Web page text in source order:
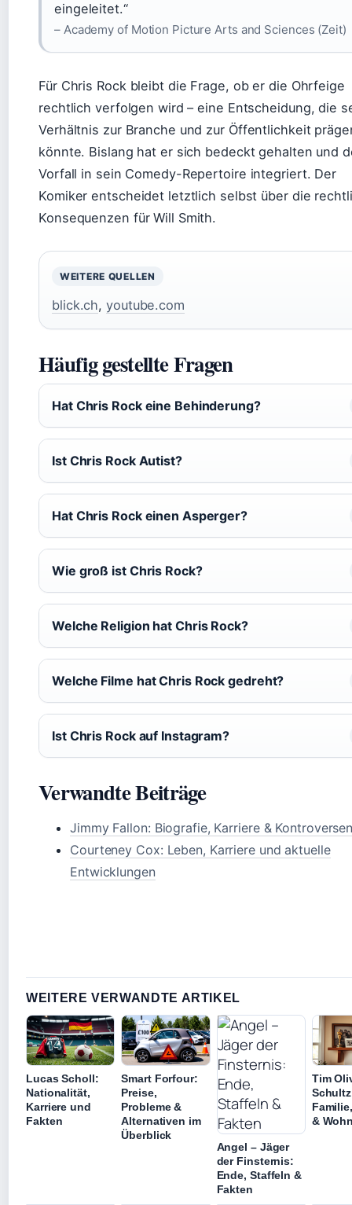
eingeleitet.“
– Academy of Motion Picture Arts and Sciences (Zeit)
Für Chris Rock bleibt die Frage, ob er die Ohrfeige
rechtlich verfolgen wird – eine Entscheidung, die
Verhältnis zur Branche und zur Öffentlichkeit
könnte. Bislang hat er sich bedeckt gehalten und
Vorfall in sein Comedy-Repertoire integriert. Der
Komiker entscheidet letztlich selbst über die
Konsequenzen für Will Smith.
WEITERE QUELLEN
blick.ch,youtube.com
Häufig gestellte Fragen
Hat Chris Rock eine Behinderung?
Ist Chris Rock Autist?
Hat Chris Rock einen Asperger?
Wie groß ist Chris Rock?
Welche Religion hat Chris Rock?
Welche Filme hat Chris Rock gedreht?
Ist Chris Rock auf Instagram?
Verwandte Beiträge
Jimmy Fallon: Biografie, Karriere &
Courteney Cox: Leben, Karriere und aktuelle
Entwicklungen
WEITERE VERWANDTE ARTIKEL
Lucas Scholl:
Nationalität,
Karriere und
Fakten
Smart Forfour:
Preise,
Probleme &
Alternativen im
Überblick
Angel – Jäger
der Finsternis:
Ende, Staffeln &
Fakten
Tim
&